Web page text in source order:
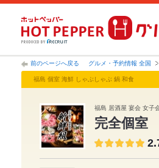
前のページへ戻る グルメ・予約情報 全国
福島 個室 海鮮 しゃぶしゃぶ 鍋 和食
福島 居酒屋 宴会 女子
完全個室